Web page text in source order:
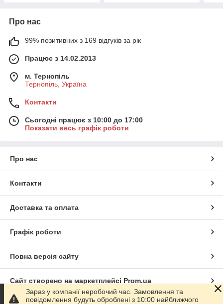
Про нас
99% позитивних з 169 відгуків за рік
Працює з 14.02.2013
м. Тернопіль
Тернопіль, Україна
Контакти
Сьогодні працює з 10:00 до 17:00
Показати весь графік роботи
Про нас
Контакти
Доставка та оплата
Графік роботи
Повна версія сайту
Сайт створено на маркетплейсі Prom.ua
Зараз у компанії неробочий час. Замовлення та
повідомлення будуть оброблені з 10:00 найближчого